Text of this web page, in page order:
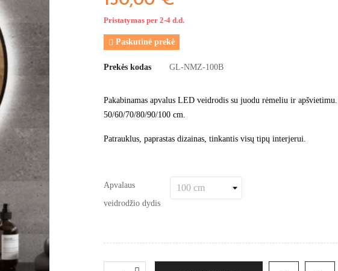
Pristatymas per 2-4 d.d.
 Paskutinė prekė
Prekės kodas GL-NMZ-100B
Pakabinamas apvalus LED veidrodis su juodu rėmeliu ir
50/60/70/80/90/100 cm.
Patrauklus, paprastas dizainas, tinkantis visų tipų interjerui.
Apvalaus
veidrodžio dydis